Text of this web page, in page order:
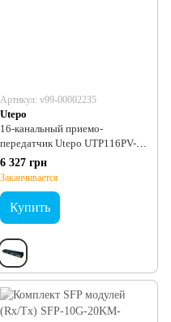
Артикул: v99-00002235
Utepo
16-канальный приемо-
передатчик Utepo UTP116PV-
HD2
6 327 грн
Заканчивается
Купить